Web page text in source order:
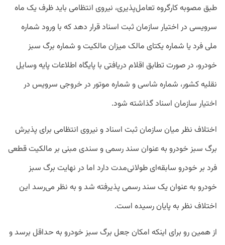
طبق مصوبه کارگروه تعامل‌پذیری، نیروی انتظامی باید ظرف یک ماه
سرویسی در اختیار سازمان ثبت اسناد قرار دهد که با ورود شماره
ملی فرد یا شماره یکتای مالک میزان مالکیت و شماره برگ سبز
خودرو، در صورت تطابق اقلام دریافتی با پایگاه اطلاعات پایه وسایل
نقلیه کشور، شماره شاسی و شماره موتور در خروجی سرویس در
اختیار سازمان اسناد گذاشته شود.
اختلاف نظر میان سازمان ثبت اسناد و نیروی انتظامی برای پذیرش
برگ سبز خودرو به عنوان سند رسمی و سندی مبنی بر مالکیت قطعی
فرد بر خودرو سابقه‌ای طولانی‌مدت دارد اما در نهایت برگ سبز
خودرو به عنوان یک سند رسمی پذیرفته شد و به نظر می‌رسد این
اختلاف نظر به پایان رسیده است.
از همین رو برای اینکه امکان جعل برگ سبز خودرو به حداقل برسد و